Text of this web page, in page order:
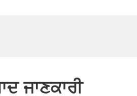
ਜਾਣਕਾਰੀ